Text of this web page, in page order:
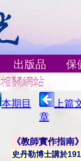
出版品
保
相關網站
本期目
上篇
章
《教師實作指南
史丹勒博士講於